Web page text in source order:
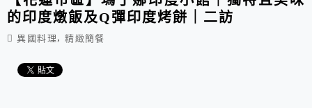
的印度燉飯及Q彈印度烤餅｜二訪
異國料理 ,精緻簡餐